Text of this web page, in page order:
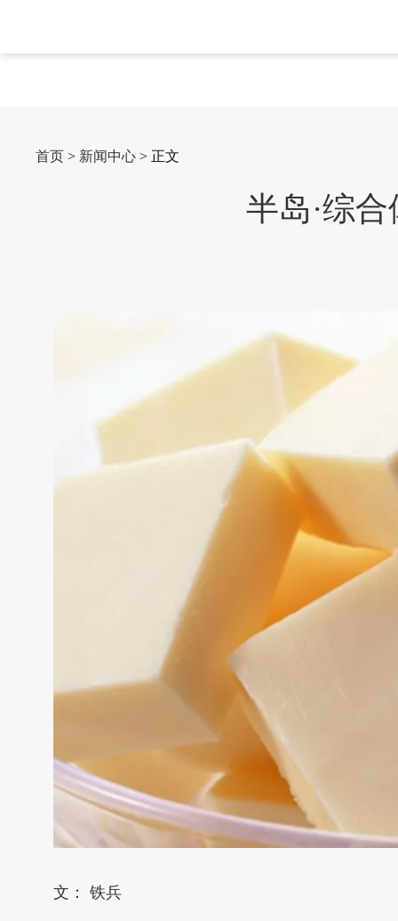
首页 > 新闻中心 > 正文
半岛·综
文： 铁兵